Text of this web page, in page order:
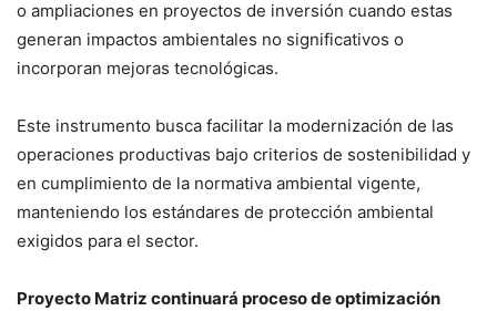
o ampliaciones en proyectos de inversión cuando estas
generan impactos ambientales no significativos o
incorporan mejoras tecnológicas.
Este instrumento busca facilitar la modernización de las
operaciones productivas bajo criterios de sostenibilidad y
en cumplimiento de la normativa ambiental vigente,
manteniendo los estándares de protección ambiental
exigidos para el sector.
Proyecto Matriz continuará proceso de optimización